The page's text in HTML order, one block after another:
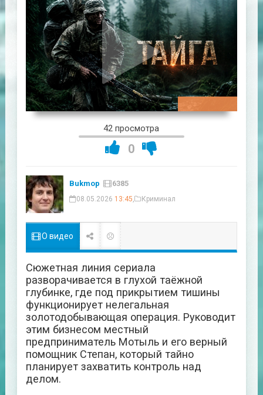
42 просмотра
0
Bukmop 6385
08.05.2026 13:45 Криминал
О видео
Сюжетная линия сериала
разворачивается в глухой таёжной
глубинке, где под прикрытием тишины
функционирует нелегальная
золотодобывающая операция. Руководит
этим бизнесом местный
предприниматель Мотыль и его верный
помощник Степан, который тайно
планирует захватить контроль над
делом.